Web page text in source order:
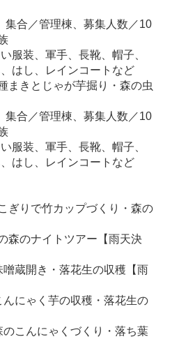
合／管理棟、募集人数／10
装、軍手、長靴、帽子、
はし、レインコートなど
まきとじゃが芋掘り・森の虫
合／管理棟、募集人数／10
装、軍手、長靴、帽子、
はし、レインコートなど
りで竹カップづくり・森の
のナイトツアー【雨天決
蔵開き・落花生の収穫【雨
にゃく芋の収穫・落花生の
こんにゃくづくり・落ち葉